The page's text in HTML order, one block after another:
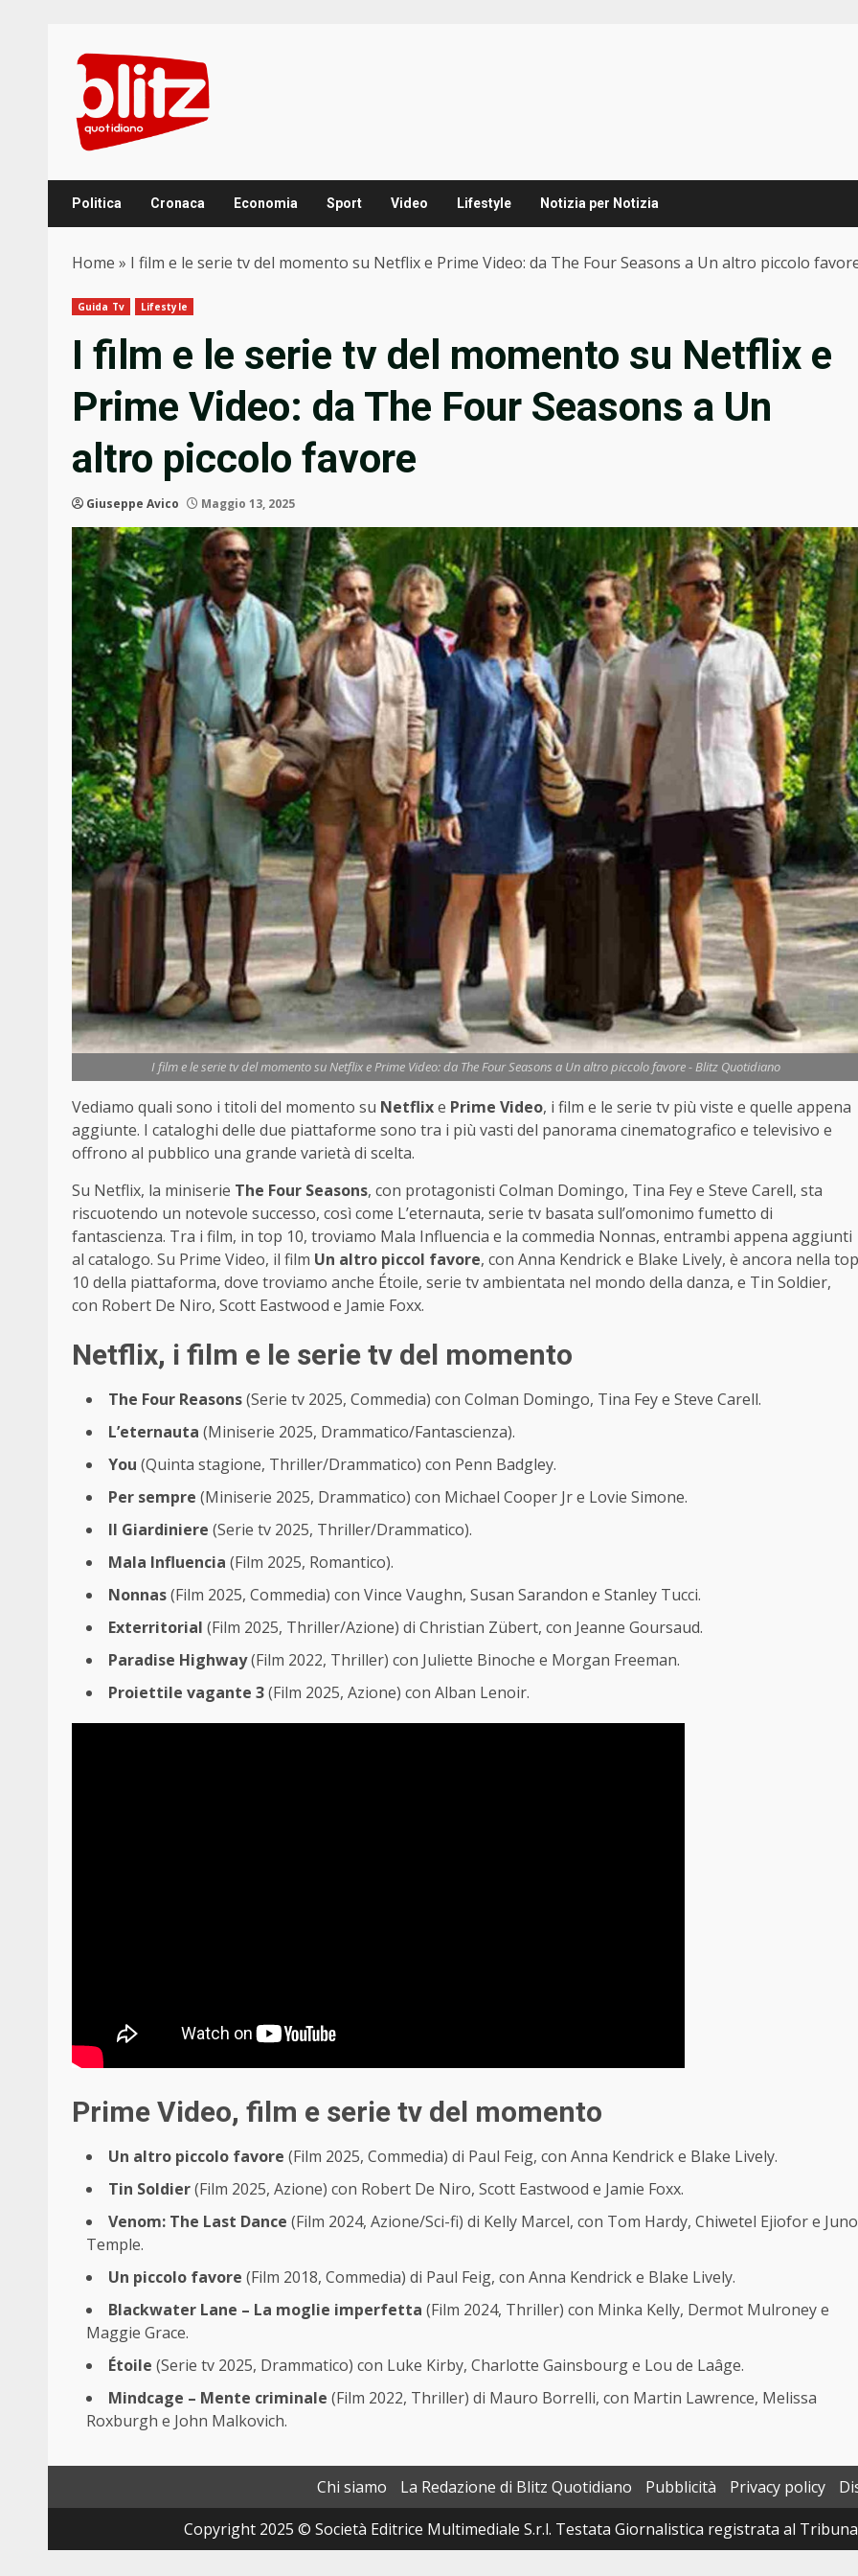
content
Politica Cronaca Economia Sport Video Lifestyle Notizia per Notizia
Home » I film e le serie tv del momento su Netflix e Prime Video: da The Four Seasons a Un altro piccolo
Guida Tv Lifestyle
I film e le serie tv del momento su Netflix e
Prime Video: da The Four Seasons a Un
altro piccolo favore
Giuseppe Avico Maggio 13, 2025
I film e le serie tv del momento su Netflix e Prime Video: da The Four Seasons a Un altro piccolo favore - Blitz Quotidiano
Vediamo quali sono i titoli del momento su Netflixe Prime Video, i film e le serie tv più viste e quelle appena
aggiunte. I cataloghi delle due piattaforme sono tra i più vasti del panorama cinematografico e televisivo e
offrono al pubblico una grande varietà di scelta.
Su Netflix, la miniserie The Four Seasons, con protagonisti Colman Domingo, Tina Fey e Steve Carell, sta
riscuotendo un notevole successo, così come L’eternauta, serie tv basata sull’omonimo fumetto di
fantascienza. Tra i film, in top 10, troviamo Mala Influencia e la commedia Nonnas, entrambi appena aggiunti
al catalogo. Su Prime Video, il film Un altro piccol favore, con Anna Kendrick e Blake Lively, è ancora nella top
10 della piattaforma, dove troviamo anche Étoile, serie tv ambientata nel mondo della danza, e Tin Soldier,
con Robert De Niro, Scott Eastwood e Jamie Foxx.
Netflix, i film e le serie tv del momento
The Four Reasons(Serie tv 2025, Commedia) con Colman Domingo, Tina Fey e Steve Carell.
L’eternauta (Miniserie 2025, Drammatico/Fantascienza).
You (Quinta stagione, Thriller/Drammatico) con Penn Badgley.
Per sempre (Miniserie 2025, Drammatico) con Michael Cooper Jr e Lovie Simone.
Il Giardiniere (Serie tv 2025, Thriller/Drammatico).
Mala Influencia (Film 2025, Romantico).
Nonnas(Film 2025, Commedia) con Vince Vaughn, Susan Sarandon e Stanley Tucci.
Exterritorial (Film 2025, Thriller/Azione) di Christian Zübert, con Jeanne Goursaud.
Paradise Highway(Film 2022, Thriller) con Juliette Binoche e Morgan Freeman.
Proiettile vagante 3(Film 2025, Azione) con Alban Lenoir.
Prime Video, film e serie tv del momento
Un altro piccolo favore (Film 2025, Commedia) di Paul Feig, con Anna Kendrick e Blake Lively.
Tin Soldier(Film 2025, Azione) con Robert De Niro, Scott Eastwood e Jamie Foxx.
Venom: The Last Dance (Film 2024, Azione/Sci-fi) di Kelly Marcel, con Tom Hardy, Chiwetel Ejiofor e Juno
Temple.
Un piccolo favore (Film 2018, Commedia) di Paul Feig, con Anna Kendrick e Blake Lively.
Blackwater Lane – La moglie imperfetta (Film 2024, Thriller) con Minka Kelly, Dermot Mulroney e
Maggie Grace.
Étoile (Serie tv 2025, Drammatico) con Luke Kirby, Charlotte Gainsbourg e Lou de Laâge.
Mindcage – Mente criminale (Film 2022, Thriller) di Mauro Borrelli, con Martin Lawrence, Melissa
Roxburgh e John Malkovich.
Chi siamo La Redazione di Blitz Quotidiano Pubblicità Privacy policy
Copyright 2025 © Società Editrice Multimediale S.r.l. Testata Giornalistica registrata al